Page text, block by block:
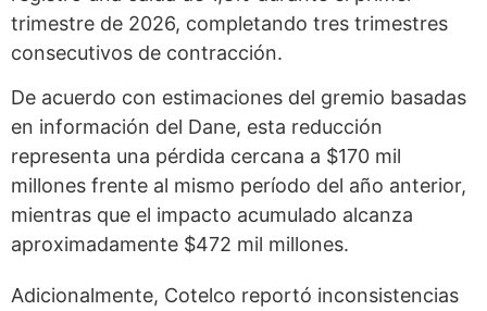
trimestre de 2026, completando tres trimestres
consecutivos de contracción.
De acuerdo con estimaciones del gremio basadas
en información del Dane, esta reducción
representa una pérdida cercana a $170 mil
millones frente al mismo período del año anterior,
mientras que el impacto acumulado alcanza
aproximadamente $472 mil millones.
Adicionalmente, Cotelco reportó inconsistencias